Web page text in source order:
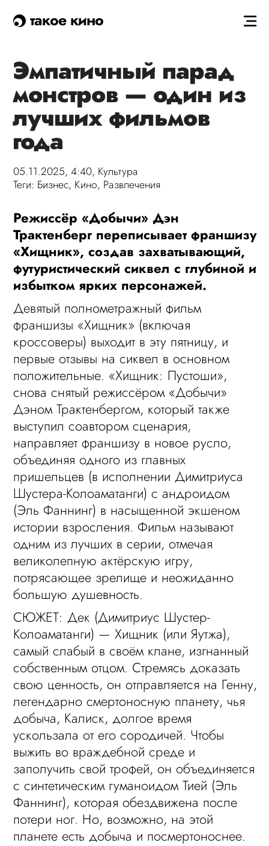
такое кино
Эмпатичный парад
монстров — один из
лучших фильмов
года
05.11.2025, 4:40, Культура
Теги: Бизнес, Кино, Развлечения
Режиссёр «Добычи» Дэн
Трактенберг переписывает франшизу
«Хищник», создав захватывающий,
футуристический сиквел с глубиной и
избытком ярких персонажей.
Девятый полнометражный фильм
франшизы «Хищник» (включая
кроссоверы) выходит в эту пятницу, и
первые отзывы на сиквел в основном
положительные. «Хищник: Пустоши»,
снова снятый режиссёром «Добычи»
Дэном Трактенбергом, который также
выступил соавтором сценария,
направляет франшизу в новое русло,
объединяя одного из главных
пришельцев (в исполнении Димитриуса
Шустера-Колоаматанги) с андроидом
(Эль Фаннинг) в насыщенной экшеном
истории взросления. Фильм называют
одним из лучших в серии, отмечая
великолепную актёрскую игру,
потрясающее зрелище и неожиданно
большую душевность.
СЮЖЕТ: Дек (Димитриус Шустер-
Колоаматанги) — Хищник (или Яутжа),
самый слабый в своём клане, изгнанный
собственным отцом. Стремясь доказать
свою ценность, он отправляется на Генну,
легендарно смертоносную планету, чья
добыча, Калиск, долгое время
ускользала от его сородичей. Чтобы
выжить во враждебной среде и
заполучить свой трофей, он объединяется
с синтетическим гуманоидом Тией (Эль
Фаннинг), которая обездвижена после
потери ног. Но, возможно, на этой
планете есть добыча и посмертоноснее.